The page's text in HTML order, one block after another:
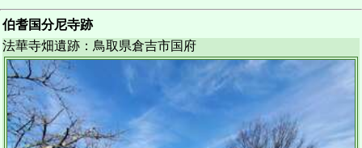
伯耆国分尼寺跡
法華寺畑遺跡：鳥取県倉吉市国府